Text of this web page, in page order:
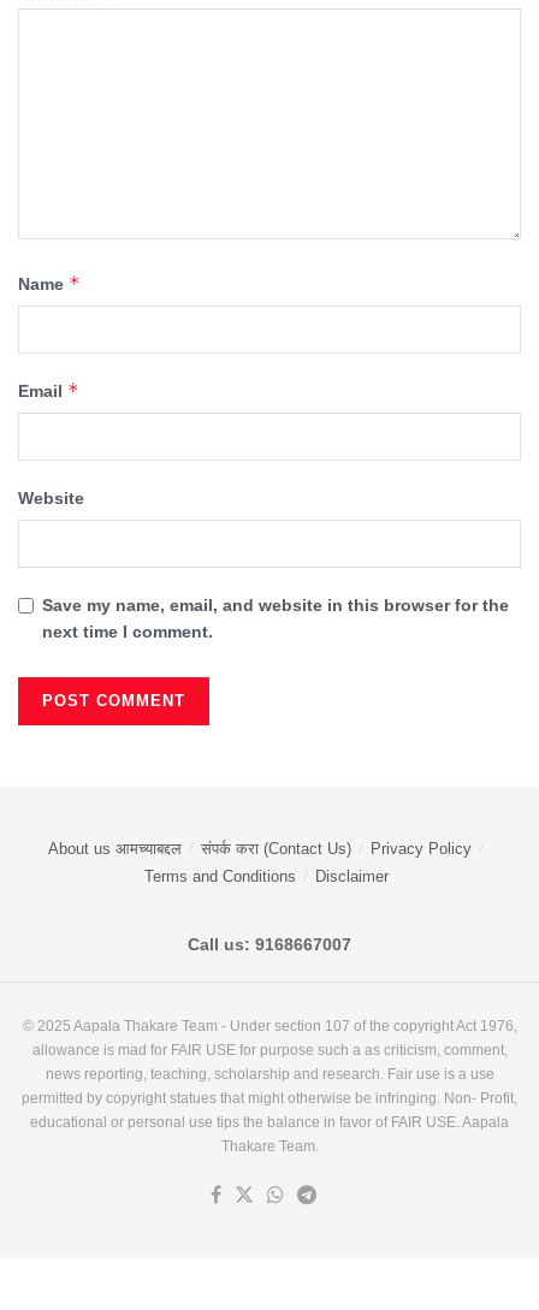
Name *
Email *
Website
Save my name, email, and website in this browser for the
next time I comment.
About us आमच्याबद्दल संपर्क करा (Contact Us)
Privacy Policy
Terms and Conditions
Disclaimer
Call us: 9168667007
© 2025 Aapala Thakare Team - Under section 107 of the copyright Act 1976,
allowance is mad for FAIR USE for purpose such a as criticism, comment,
news reporting, teaching, scholarship and research. Fair use is a use
permitted by copyright statues that might otherwise be infringing. Non- Profit,
educational or personal use tips the balance in favor of FAIR USE. Aapala
Thakare Team.